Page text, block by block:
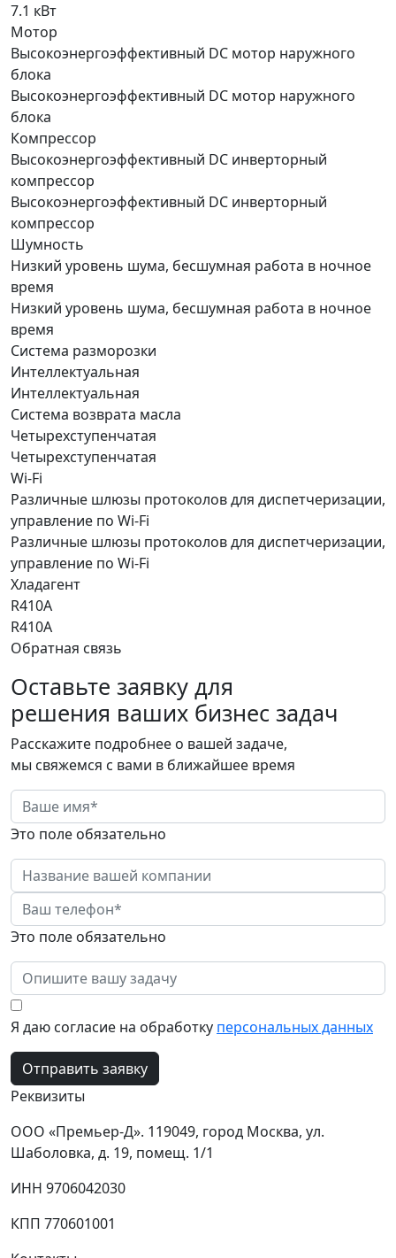
7.1 кВт
Мотор
Высокоэнергоэффективный DC мотор наружного
блока
Высокоэнергоэффективный DC мотор наружного
блока
Компрессор
Высокоэнергоэффективный DC инверторный
компрессор
Высокоэнергоэффективный DC инверторный
компрессор
Шумность
Низкий уровень шума, бесшумная работа в ночное
время
Низкий уровень шума, бесшумная работа в ночное
время
Система разморозки
Интеллектуальная
Интеллектуальная
Система возврата масла
Четырехступенчатая
Четырехступенчатая
Wi-Fi
Различные шлюзы протоколов для диспетчеризации,
управление по Wi-Fi
Различные шлюзы протоколов для диспетчеризации,
управление по Wi-Fi
Хладагент
R410A
R410A
Обратная связь
Оставьте заявку для
решения ваших бизнес задач
Расскажите подробнее о вашей задаче,
мы свяжемся с вами в ближайшее время
Это поле обязательно
Это поле обязательно
Я даю согласие на обработку персональных данных
Отправить заявку
Реквизиты
ООО «Премьер-Д». 119049, город Москва, ул.
Шаболовка, д. 19, помещ. 1/1
ИНН 9706042030
КПП 770601001